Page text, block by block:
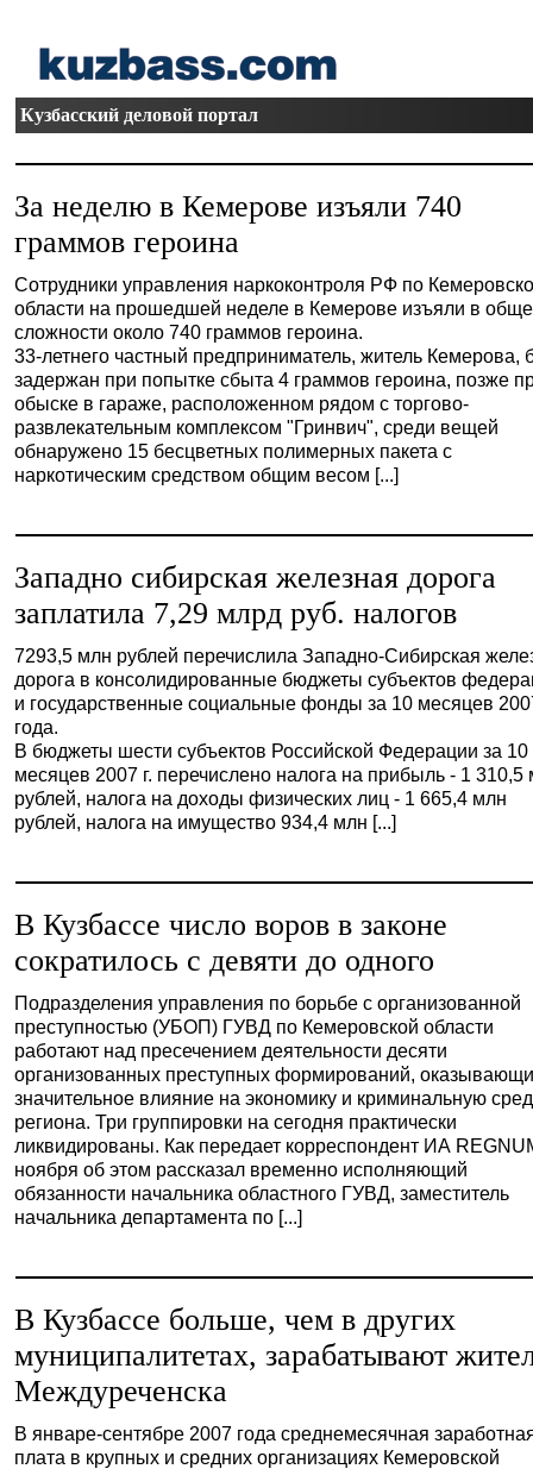
Кузбасский деловой портал
За неделю в Кемерове изъяли 740
граммов героина
Сотрудники управления наркоконтроля РФ по
области на прошедшей неделе в Кемерове изъяли в
сложности около 740 граммов героина.
33-летнего частный предприниматель, житель Кемерова,
задержан при попытке сбыта 4 граммов героина, позже
обыске в гараже, расположенном рядом с торгово-
развлекательным комплексом "Гринвич", среди вещей
обнаружено 15 бесцветных полимерных пакета с
наркотическим средством общим весом [...]
Западно сибирская железная дорога
заплатила 7,29 млрд руб. налогов
7293,5 млн рублей перечислила Западно-Сибирская
дорога в консолидированные бюджеты субъектов
и государственные социальные фонды за 10 месяцев
года.
В бюджеты шести субъектов Российской Федерации за 10
месяцев 2007 г. перечислено налога на прибыль - 1 310,5
рублей, налога на доходы физических лиц - 1 665,4 млн
рублей, налога на имущество 934,4 млн [...]
В Кузбассе число воров в законе
сократилось с девяти до одного
Подразделения управления по борьбе с организованной
преступностью (УБОП) ГУВД по Кемеровской области
работают над пресечением деятельности десяти
организованных преступных формирований,
значительное влияние на экономику и криминальную
региона. Три группировки на сегодня практически
ликвидированы. Как передает корреспондент ИА
ноября об этом рассказал временно исполняющий
обязанности начальника областного ГУВД, заместитель
начальника департамента по [...]
В Кузбассе больше, чем в других
муниципалитетах, зарабатывают
Междуреченска
В январе-сентябре 2007 года среднемесячная
плата в крупных и средних организациях Кемеровской